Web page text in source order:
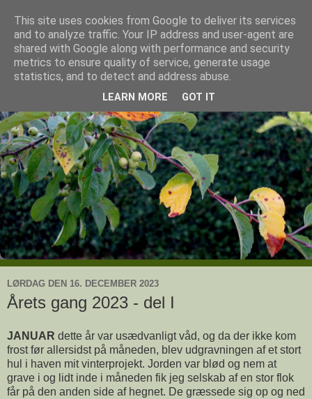
Ullas have
- en knoldesparkers betragtninger
LØRDAG DEN 16. DECEMBER 2023
Årets gang 2023 - del I
JANUAR dette år var usædvanligt våd, og da der ikke kom
frost før allersidst på måneden, blev udgravningen af et stort
hul i haven mit vinterprojekt. Jorden var blød og nem at
grave i og lidt inde i måneden fik jeg selskab af en stor flok
får på den anden side af hegnet. De græssede sig op og ned
This site uses cookies from Google to deliver its services
and to analyze traffic. Your IP address and user-agent are
shared with Google along with performance and security
metrics to ensure quality of service, generate usage
statistics, and to detect and address abuse.
LEARN MORE GOT IT